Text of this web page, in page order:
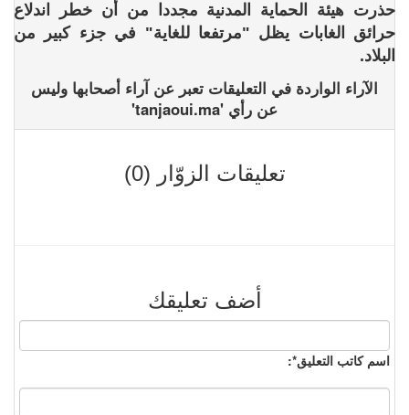
حذرت هيئة الحماية المدنية مجددا من أن خطر اندلاع
حرائق الغابات يظل "مرتفعا للغاية" في جزء كبير من
البلاد.
الآراء الواردة في التعليقات تعبر عن آراء أصحابها وليس
عن رأي 'tanjaoui.ma'
تعليقات الزوّار (0)
أضف تعليقك
اسم كاتب التعليق*: